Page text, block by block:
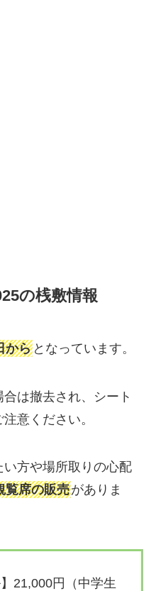
の桟敷情報
からとなっています。
は撤去され、シート
意ください。
方や場所取りの心配
覧席の販売がありま
21,000円（中学生